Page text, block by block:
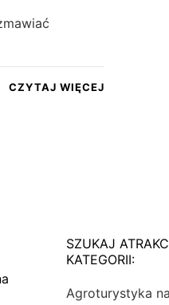
CZYTAJ WIĘCEJ
SZUKAJ
KATEGORII:
Agroturystyka